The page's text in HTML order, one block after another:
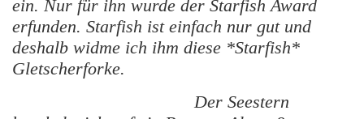
ein. Nur für ihn wurde der Starfish Award
erfunden. Starfish ist einfach nur gut und
deshalb widme ich ihm diese *Starfish*
Gletscherforke.
Der Seestern